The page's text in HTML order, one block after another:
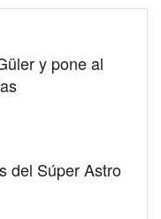
y pone al
del Súper Astro